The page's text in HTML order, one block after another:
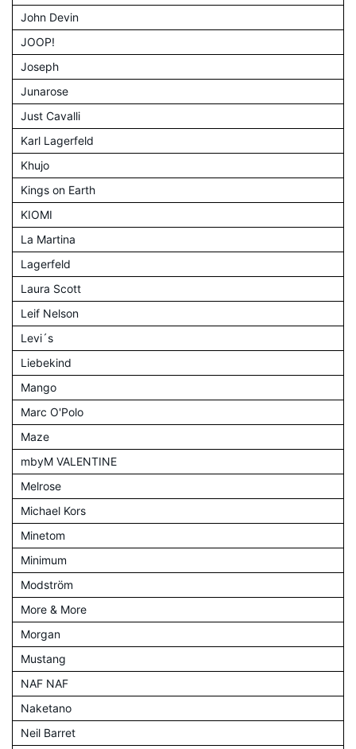
John Devin
JOOP!
Joseph
Junarose
Just Cavalli
Karl Lagerfeld
Khujo
Kings on Earth
KIOMI
La Martina
Lagerfeld
Laura Scott
Leif Nelson
Levi´s
Liebekind
Mango
Marc O'Polo
Maze
mbyM VALENTINE
Melrose
Michael Kors
Minetom
Minimum
Modström
More & More
Morgan
Mustang
NAF NAF
Naketano
Neil Barret